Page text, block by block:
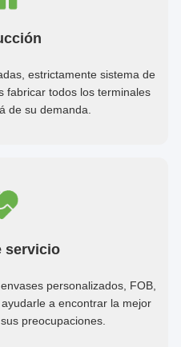
estrictamente sistema de
fabricar todos los terminales
de su demanda.
servicio
personalizados, FOB,
a encontrar la mejor
preocupaciones.